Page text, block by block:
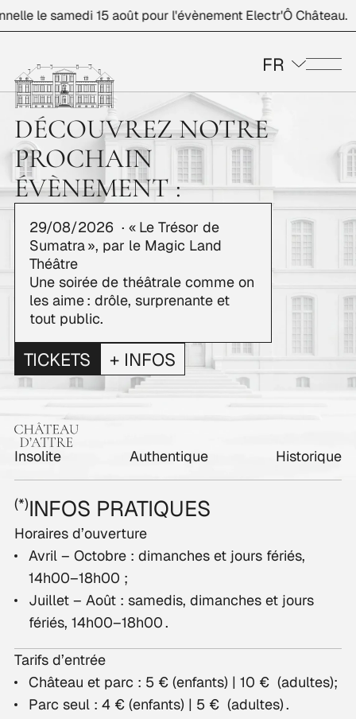
le samedi 15 août pour l'évènement Electr'Ô Château.
FR
DÉCOUVREZ NOTRE
PROCHAIN
ÉVÈNEMENT :
29/08/2026 · « Le Trésor de
Sumatra », par le Magic Land
Théâtre
Une soirée de théâtrale comme on
les aime : drôle, surprenante et
tout public.
TICKETS + INFOS
Insolite Authentique Historique
(*)INFOS PRATIQUES
Horaires d’ouverture
Avril – Octobre : dimanches et jours fériés,
14h00–18h00 ;
Juillet – Août : samedis, dimanches et jours
fériés, 14h00–18h00 .
Tarifs d’entrée
Château et parc : 5 € (enfants) | 10 € (adultes);
Parc seul : 4 € (enfants) | 5 € (adultes) .